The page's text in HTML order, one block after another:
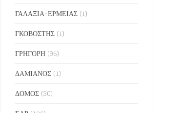
ΓΑΛΑΞΙΑ-ΕΡΜΕΙΑΣ (1)
ΓΚΟΒΟΣΤΗΣ (1)
ΓΡΗΓΟΡΗ (95)
ΔΑΜΙΑΝΟΣ (1)
ΔΟΜΟΣ (30)